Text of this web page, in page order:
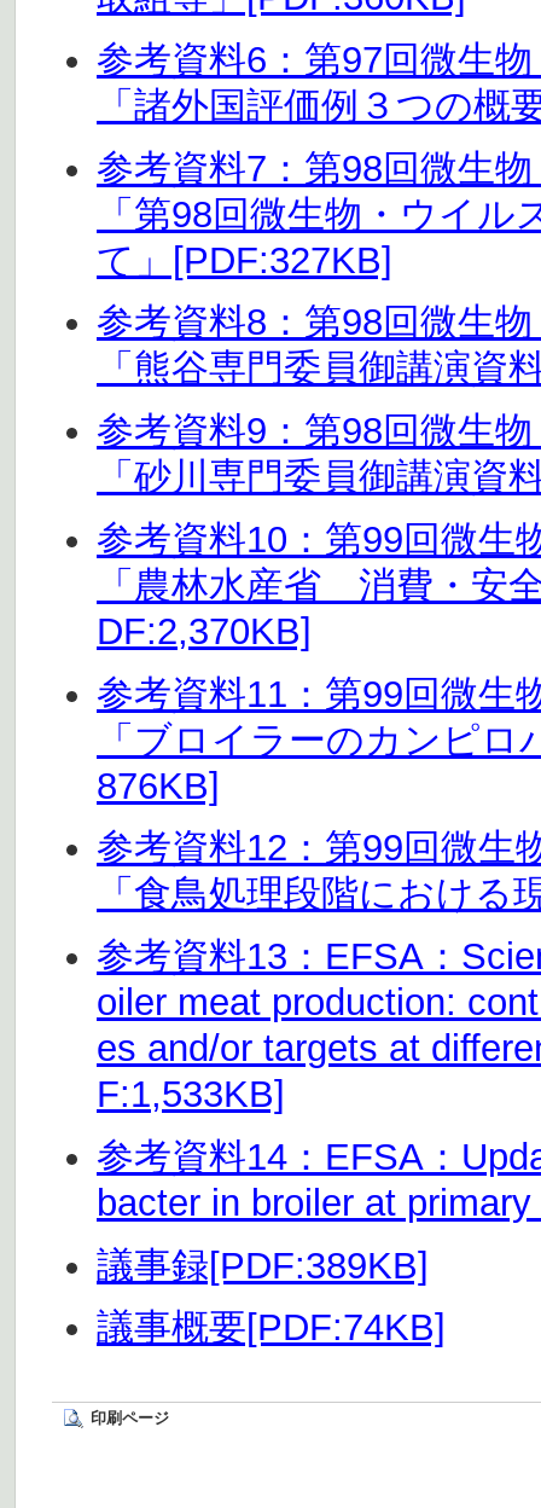
参考資料6：第97回微生
「諸外国評価例３つの概
参考資料7：第98回微生
「第98回微生物・ウイ
て」[PDF:327KB]
参考資料8：第98回微生
「熊谷専門委員御講演資
参考資料9：第98回微生
「砂川専門委員御講演資
参考資料10：第99回微
「農林水産省 消費・
DF:2,370KB]
参考資料11：第99回微
「ブロイラーのカンピ
876KB]
参考資料12：第99回微
「食鳥処理段階におけ
参考資料13：EFSA：
oiler meat production:
es and/or targets at
F:1,533KB]
参考資料14：EFSA：
bacter in broiler at
議事録[PDF:389KB]
議事概要[PDF:74KB]
印刷ページ